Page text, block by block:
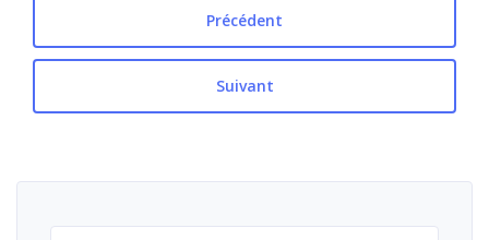
Précédent
Suivant